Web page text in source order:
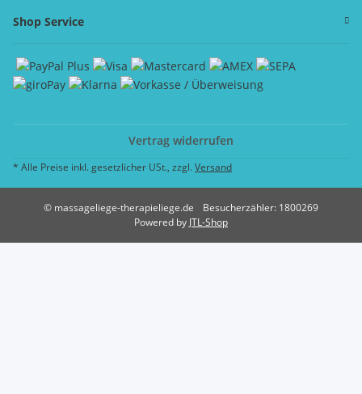
Shop Service
Vertrag widerrufen
* Alle Preise inkl. gesetzlicher USt., zzgl.Versand
© massageliege-therapieliege.de
Besucherzähler: 1800269
Powered by JTL-Shop